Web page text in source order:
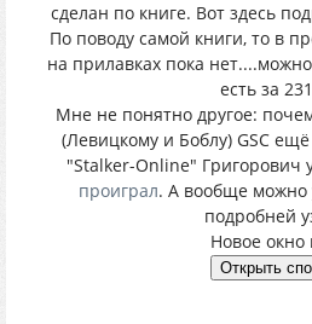
сделан по книге. Вот здесь
По поводу самой книги, то в
на прилавках пока
есть за
Мне не понятно другое:
(Левицкому и Боблу) GSC
"Stalker-Online" Григорович
проиграл. А вообще можно
подробней
Новое окно